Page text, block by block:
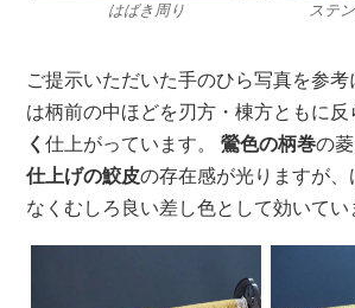
はばき周り ステ
ご提示いただいた手のひら写真を参
は柄前の中ほどを刃方・棟方ともに反
く仕上がっています。鶯色の柄巻の
仕上げの鮫皮の存在感が光りますが
なくむしろ良い差し色として効いてい